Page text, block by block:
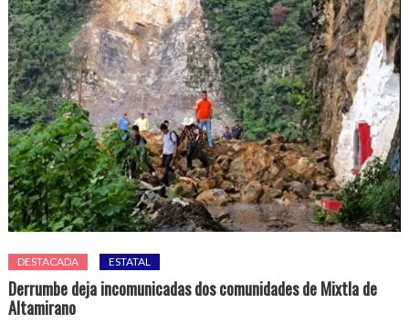
DESTACADA ESTATAL
Derrumbe deja incomunicadas dos comunidades de Mixtla de
Altamirano